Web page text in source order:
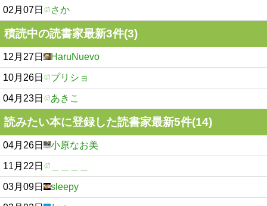
02月07日 さか
積読中の読書家最新3件(3)
12月27日 HaruNuevo
10月26日 プリショ
04月23日 あきこ
読みたい本に登録した読書家最新5件(14)
04月26日 小原なお美
11月22日
03月09日 sleepy